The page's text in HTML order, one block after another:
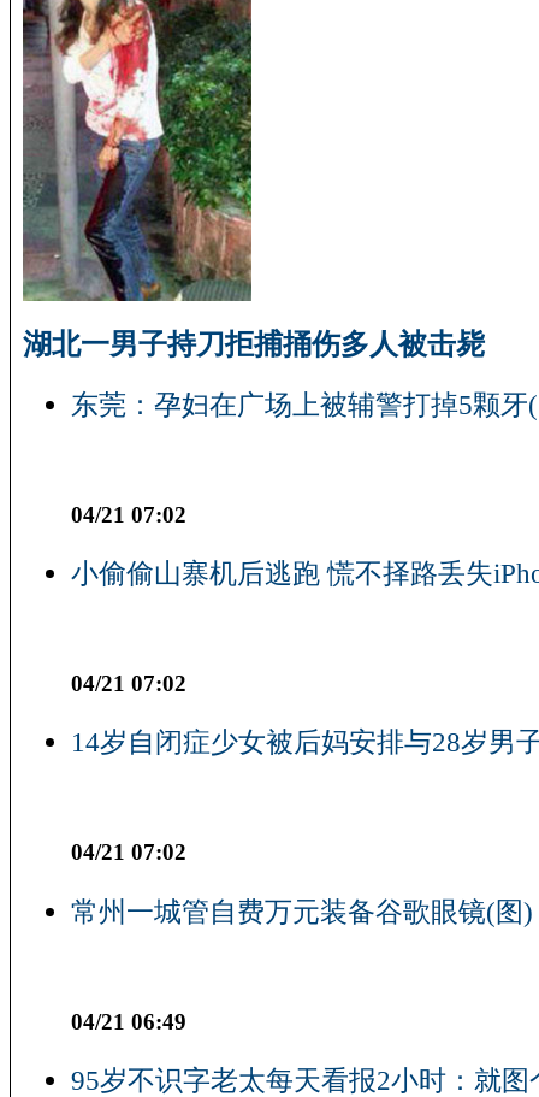
湖北一男子持刀拒捕捅伤多人被击毙
东莞：孕妇在广场上被辅警打掉5颗牙
04/21 07:02
小偷偷山寨机后逃跑 慌不择路丢失
04/21 07:02
14岁自闭症少女被后妈安排与28岁男
04/21 07:02
常州一城管自费万元装备谷歌眼镜(图)
04/21 06:49
95岁不识字老太每天看报2小时：就图